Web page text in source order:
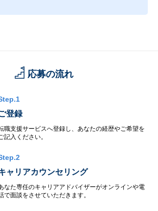
応募の流れ
登録
職支援サービスへ登録し、あなたの経歴やご希望を
記入ください。
ャリアカウンセリング
なた専任のキャリアアドバイザーがオンラインや電
で面談をさせていただきます。